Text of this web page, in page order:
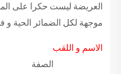
العريضة ليست حكرا على
موجهة لكل الضمائر الحية
الاسم و اللقب
الصفة